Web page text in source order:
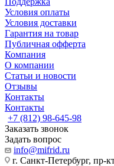
Условия оплаты
Условия доставки
Гарантия на товар
Публичная офферта
Компания
О компании
Статьи и новости
Отзывы
Контакты
Контакты
+7 (812) 98-645-98
Заказать звонок
Задать вопрос
info@mifrid.ru
г. Санкт-Петербург, пр-